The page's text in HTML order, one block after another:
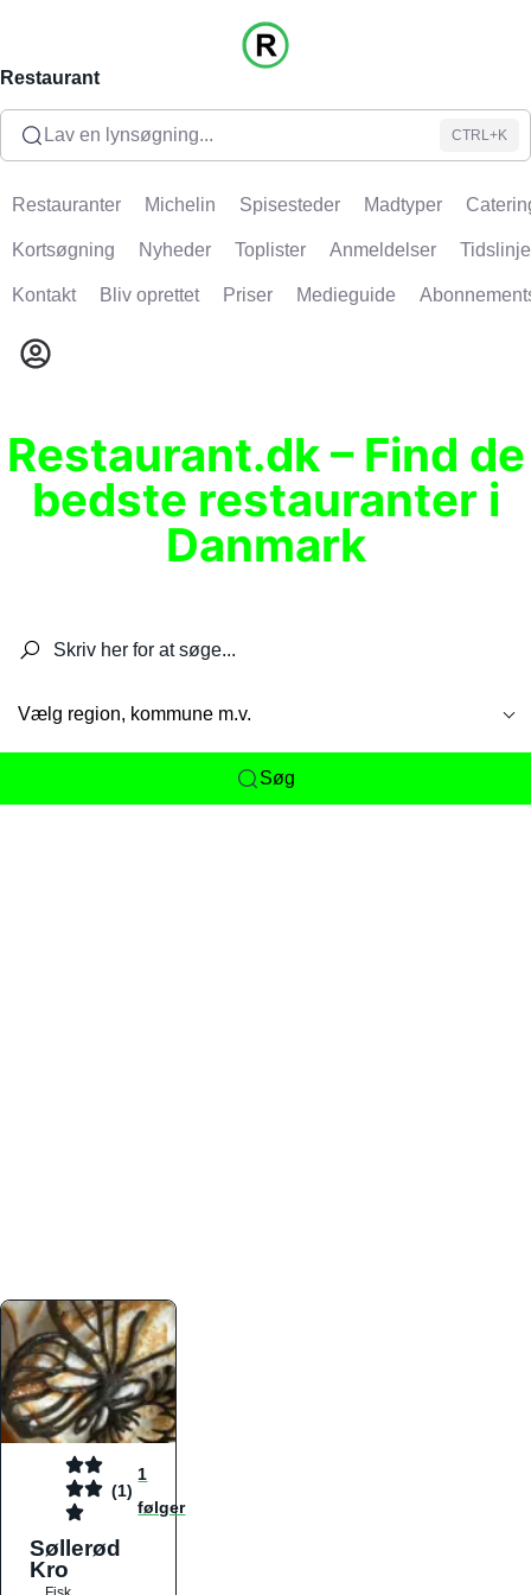
Restaurant
Lav en lynsøgning... CTRL+K
Restauranter Michelin Spisesteder Madtyper
Kortsøgning Nyheder Toplister Anmeldelser Tidslinje
Kontakt Bliv oprettet Priser Medieguide
Restaurant.dk – Find de
bedste restauranter i
Danmark
Vælg region, kommune m.v.
Søg
(1)
1
følger
Søllerød
Kro